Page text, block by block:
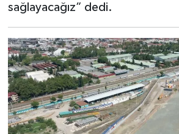
sağlayacağız” dedi.